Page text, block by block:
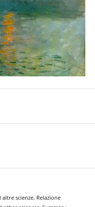
altre scienze. Relazione